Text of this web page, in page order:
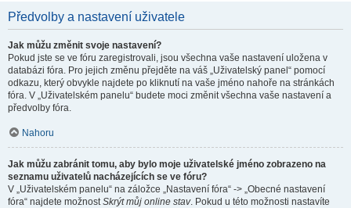
Předvolby a nastavení uživatele
Jak můžu změnit svoje nastavení?
Pokud jste se ve fóru zaregistrovali, jsou všechna vaše nastavení uložena v
databázi fóra. Pro jejich změnu přejděte na váš „Uživatelský panel“ pomocí
odkazu, který obvykle najdete po kliknutí na vaše jméno nahoře na stránkách
fóra. V „Uživatelském panelu“ budete moci změnit všechna vaše nastavení a
předvolby fóra.
Nahoru
Jak můžu zabránit tomu, aby bylo moje uživatelské jméno zobrazeno na
seznamu uživatelů nacházejících se ve fóru?
V „Uživatelském panelu“ na záložce „Nastavení fóra“ -> „Obecné nastavení
fóra“ najdete možnostSkrýt můj online stav. Pokud u této možnosti nastavíte